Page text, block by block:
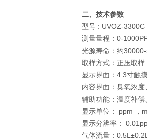
二、技术参数
型号 : UVOZ-3300C
测量量程：0-
光源寿命：约
取样方式：正压取
显示界面：4.3寸触
内容界面：臭氧浓
辅助功能：温度补
显示单位： ppm ，
显示分辨率：
气体流量：